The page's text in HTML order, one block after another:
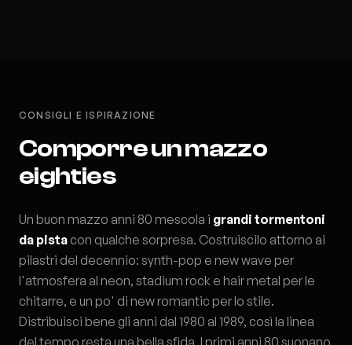
CONSIGLI E ISPIRAZIONE
Comporre un mazzo
eighties
Un buon mazzo anni 80 mescola i grandi tormentoni
da pista con qualche sorpresa. Costruiscilo attorno ai
pilastri del decennio: synth-pop e new wave per
l'atmosfera al neon, stadium rock e hair metal per le
chitarre, e un po' di new romantic per lo stile.
Distribuisci bene gli anni dal 1980 al 1989, così la linea
del tempo resta una bella sfida. I primi anni 80 suonano